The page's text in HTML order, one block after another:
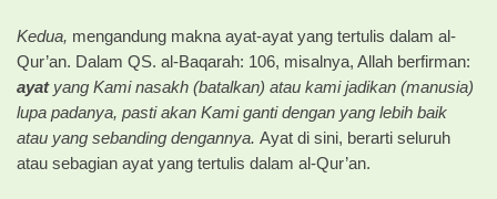
Kedua, mengandung makna ayat-ayat yang tertulis dalam al-
Qur’an. Dalam QS. al-Baqarah: 106, misalnya, Allah berfirman:
ayatyang Kami nasakh (batalkan) atau kami jadikan (manusia)
lupa padanya, pasti akan Kami ganti dengan yang lebih baik
atau yang sebanding dengannya. Ayat di sini, berarti seluruh
atau sebagian ayat yang tertulis dalam al-Qur’an.